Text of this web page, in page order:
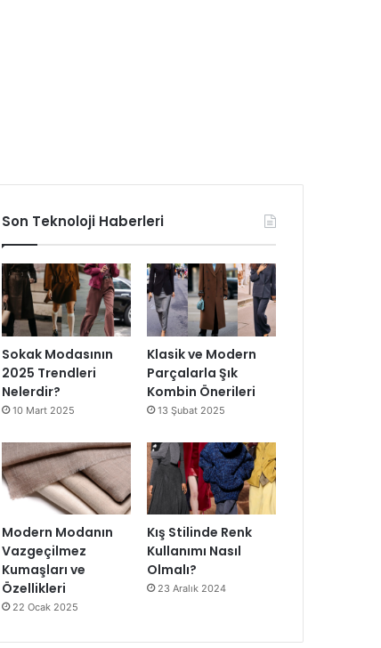
Son Teknoloji Haberleri
Sokak Modasının
2025 Trendleri
Nelerdir?
10 Mart 2025
Klasik ve Modern
Parçalarla Şık
Kombin Önerileri
13 Şubat 2025
Modern Modanın
Vazgeçilmez
Kumaşları ve
Özellikleri
22 Ocak 2025
Kış Stilinde Renk
Kullanımı Nasıl
Olmalı?
23 Aralık 2024